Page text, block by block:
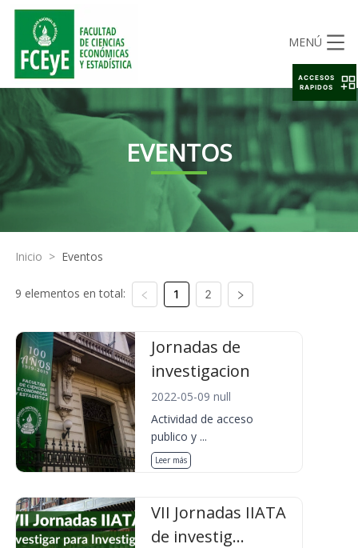
MENÚ
EVENTOS
Inicio > Eventos
9 elementos en total: 1 2
Jornadas de
investigacion
2022-05-09 null
Actividad de acceso
publico y ...
Leer más
VII Jornadas IIATA
de investig...
ACCESOS
RAPIDOS